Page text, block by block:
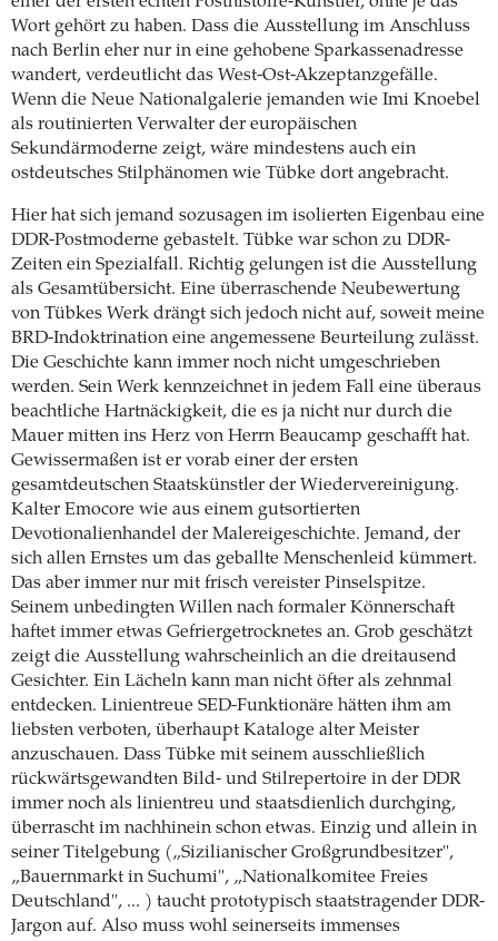
Wort gehört zu haben. Dass die Ausstellung im Anschluss
nach Berlin eher nur in eine gehobene Sparkassenadresse
wandert, verdeutlicht das West-Ost-Akzeptanzgefälle.
Wenn die Neue Nationalgalerie jemanden wie Imi Knoebel
als routinierten Verwalter der europäischen
Sekundärmoderne zeigt, wäre mindestens auch ein
ostdeutsches Stilphänomen wie Tübke dort angebracht.
Hier hat sich jemand sozusagen im isolierten Eigenbau eine
DDR-Postmoderne gebastelt. Tübke war schon zu DDR-
Zeiten ein Spezialfall. Richtig gelungen ist die Ausstellung
als Gesamtübersicht. Eine überraschende Neubewertung
von Tübkes Werk drängt sich jedoch nicht auf, soweit meine
BRD-Indoktrination eine angemessene Beurteilung zulässt.
Die Geschichte kann immer noch nicht umgeschrieben
werden. Sein Werk kennzeichnet in jedem Fall eine überaus
beachtliche Hartnäckigkeit, die es ja nicht nur durch die
Mauer mitten ins Herz von Herrn Beaucamp geschafft hat.
Gewissermaßen ist er vorab einer der ersten
gesamtdeutschen Staatskünstler der Wiedervereinigung.
Kalter Emocore wie aus einem gutsortierten
Devotionalienhandel der Malereigeschichte. Jemand, der
sich allen Ernstes um das geballte Menschenleid kümmert.
Das aber immer nur mit frisch vereister Pinselspitze.
Seinem unbedingten Willen nach formaler Könnerschaft
haftet immer etwas Gefriergetrocknetes an. Grob geschätzt
zeigt die Ausstellung wahrscheinlich an die dreitausend
Gesichter. Ein Lächeln kann man nicht öfter als zehnmal
entdecken. Linientreue SED-Funktionäre hätten ihm am
liebsten verboten, überhaupt Kataloge alter Meister
anzuschauen. Dass Tübke mit seinem ausschließlich
rückwärtsgewandten Bild- und Stilrepertoire in der DDR
immer noch als linientreu und staatsdienlich durchging,
überrascht im nachhinein schon etwas. Einzig und allein in
seiner Titelgebung („Sizilianischer Großgrundbesitzer",
„Bauernmarkt in Suchumi", „Nationalkomitee Freies
Deutschland", ... ) taucht prototypisch staatstragender DDR-
Jargon auf. Also muss wohl seinerseits immenses